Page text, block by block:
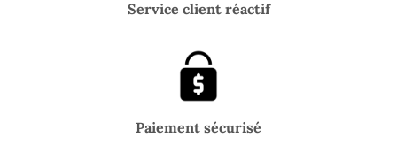
Service client réactif
Paiement sécurisé